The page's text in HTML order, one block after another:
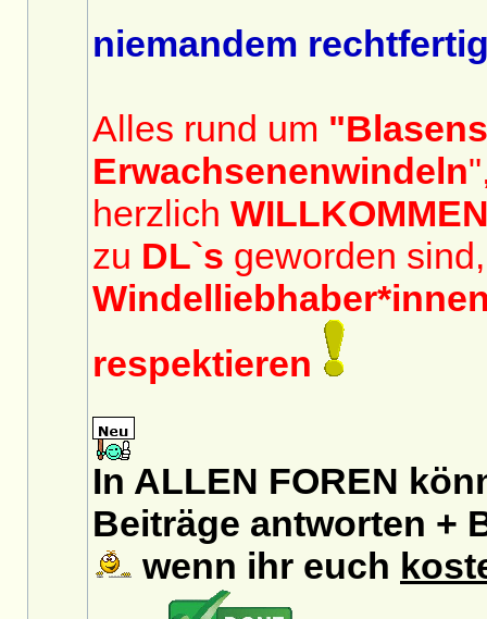
niemandem
Alles rund um
Erwachsenenwindeln
herzlich
zu DL`s geworden
respektieren
In ALLEN FOREN
Beiträge antworten +
wenn ihr euch